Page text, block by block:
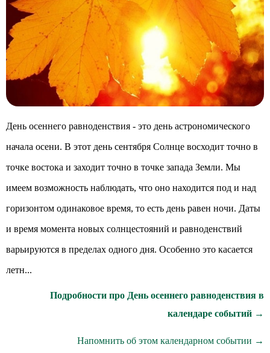
День осеннего равноденствия - это день астрономического
начала осени. В этот день сентября Солнце восходит точно в
точке востока и заходит точно в точке запада Земли. Мы
имеем возможность наблюдать, что оно находится под и над
горизонтом одинаковое время, то есть день равен ночи. Даты
и время момента новых солнцестояний и равноденствий
варьируются в пределах одного дня. Особенно это касается
летн...
Подробности про День осеннего равноденствия в
календаре событий →
Напомнить об этом календарном событии →